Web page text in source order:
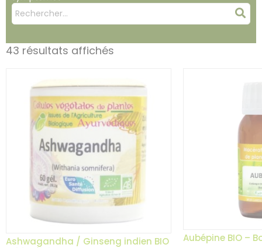
Mots
clés
:
43 résultats affichés
Ashwagandha / Ginseng indien BIO
Aubépine BIO –